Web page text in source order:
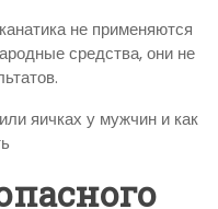
не применяются
средства, они не